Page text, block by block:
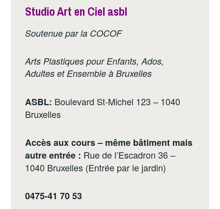
Studio Art en Ciel asbl
Soutenue par la COCOF
Arts Plastiques pour Enfants, Ados,
Adultes et Ensemble à Bruxelles
ASBL: Boulevard St-Michel 123 – 1040
Bruxelles
Accès aux cours – même bâtiment mais
autre entrée : Rue de l’Escadron 36 –
1040 Bruxelles (Entrée par le jardin)
0475-41 70 53